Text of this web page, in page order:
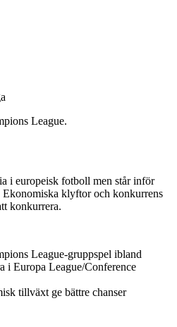
League.
i europeisk fotboll men står inför
klyftor och konkurrens
konkurrera.
League-gruppspel ibland
i Europa League/Conference
tillväxt ge bättre chanser